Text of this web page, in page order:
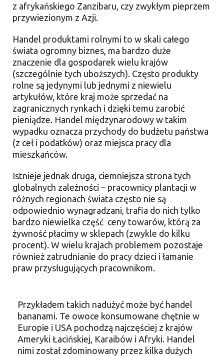
z afrykańskiego Zanzibaru, czy zwykłym pieprzem
przywiezionym z Azji.
Handel produktami rolnymi to w skali całego
świata ogromny biznes, ma bardzo duże
znaczenie dla gospodarek wielu krajów
(szczególnie tych uboższych). Często produkty
rolne są jedynymi lub jednymi z niewielu
artykułów, które kraj może sprzedać na
zagranicznych rynkach i dzięki temu zarobić
pieniądze. Handel międzynarodowy w takim
wypadku oznacza przychody do budżetu państwa
(z ceł i podatków) oraz miejsca pracy dla
mieszkańców.
Istnieje jednak druga, ciemniejsza strona tych
globalnych zależności – pracownicy plantacji w
różnych regionach świata często nie są
odpowiednio wynagradzani, trafia do nich tylko
bardzo niewielka część ceny towarów, którą za
żywność płacimy w sklepach (zwykle do kilku
procent). W wielu krajach problemem pozostaje
również zatrudnianie do pracy dzieci i łamanie
praw przysługujących pracownikom.
Przykładem takich nadużyć może być handel
bananami. Te owoce konsumowane chętnie w
Europie i USA pochodzą najczęściej z krajów
Ameryki Łacińskiej, Karaibów i Afryki. Handel
nimi został zdominowany przez kilka dużych